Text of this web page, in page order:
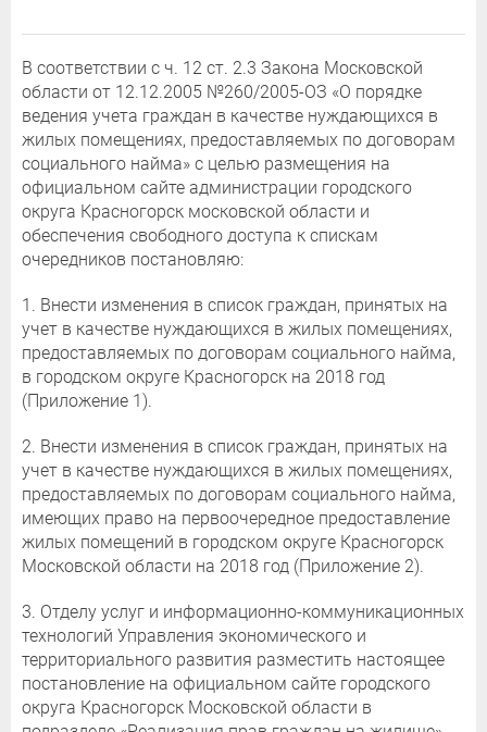
В соответствии с ч. 12 ст. 2.3 Закона Московской
области от 12.12.2005 №260/2005-ОЗ «О порядке
ведения учета граждан в качестве нуждающихся в
жилых помещениях, предоставляемых по договорам
социального найма» с целью размещения на
официальном сайте администрации городского
округа Красногорск московской области и
обеспечения свободного доступа к спискам
очередников постановляю:
1. Внести изменения в список граждан, принятых на
учет в качестве нуждающихся в жилых помещениях,
предоставляемых по договорам социального найма,
в городском округе Красногорск на 2018 год
(Приложение 1).
2. Внести изменения в список граждан, принятых на
учет в качестве нуждающихся в жилых помещениях,
предоставляемых по договорам социального найма,
имеющих право на первоочередное предоставление
жилых помещений в городском округе Красногорск
Московской области на 2018 год (Приложение 2).
3. Отделу услуг и информационно-коммуникационных
технологий Управления экономического и
территориального развития разместить настоящее
постановление на официальном сайте городского
округа Красногорск Московской области в